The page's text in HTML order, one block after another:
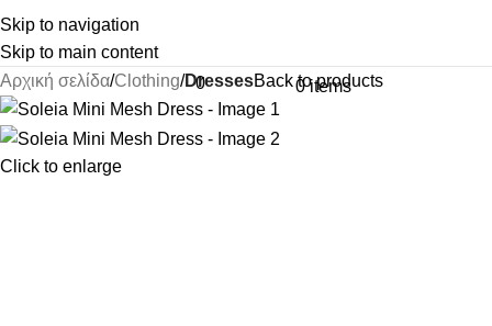
Skip to navigation
Skip to main content
0
0items
Αρχική σελίδα Clothing DressesBack to products
Click to enlarge